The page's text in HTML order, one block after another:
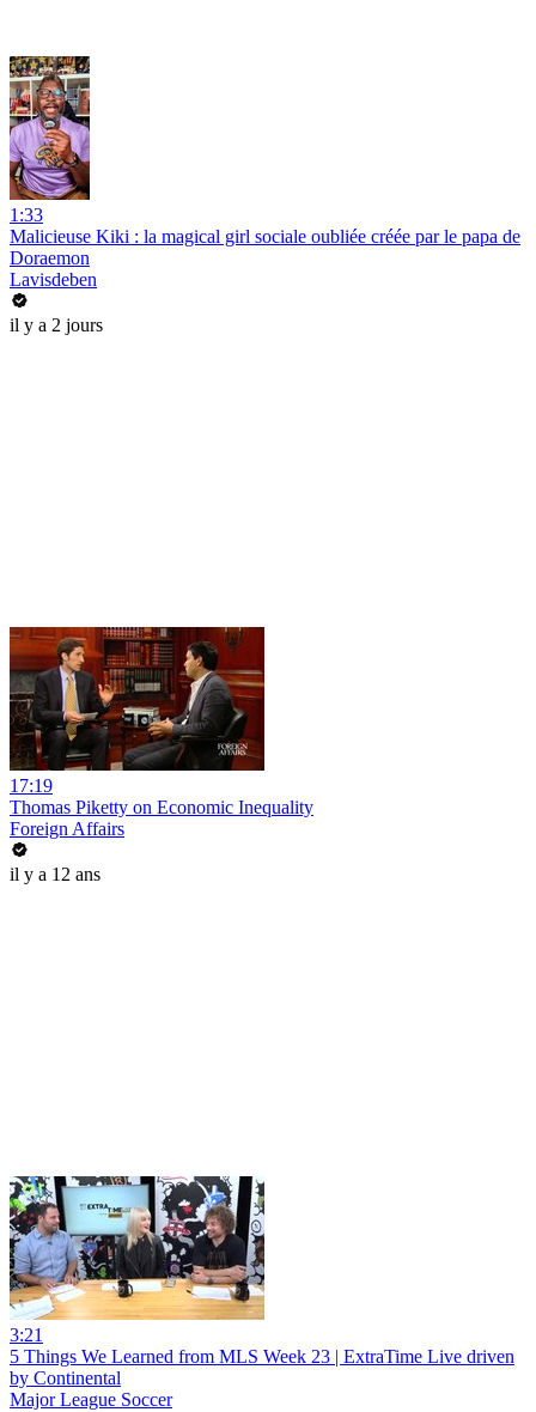
1:33
Malicieuse Kiki : la magical girl sociale oubliée créée par le papa de
Doraemon
Lavisdeben
il y a 2 jours
17:19
Thomas Piketty on Economic Inequality
Foreign Affairs
il y a 12 ans
3:21
5 Things We Learned from MLS Week 23 | ExtraTime Live driven
by Continental
Major League Soccer